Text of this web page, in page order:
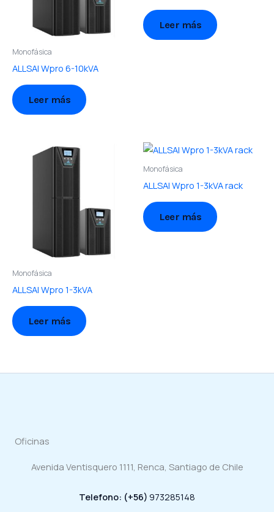
Monofásica
ALLSAI Wpro 6-10kVA
Leer más
Leer más
Monofásica
ALLSAI Wpro 1-3kVA
Leer más
Monofásica
ALLSAI Wpro 1-3kVA rack
Leer más
Oficinas
Avenida Ventisquero 1111, Renca, Santiago de Chile
Telefono: (+56) 973285148